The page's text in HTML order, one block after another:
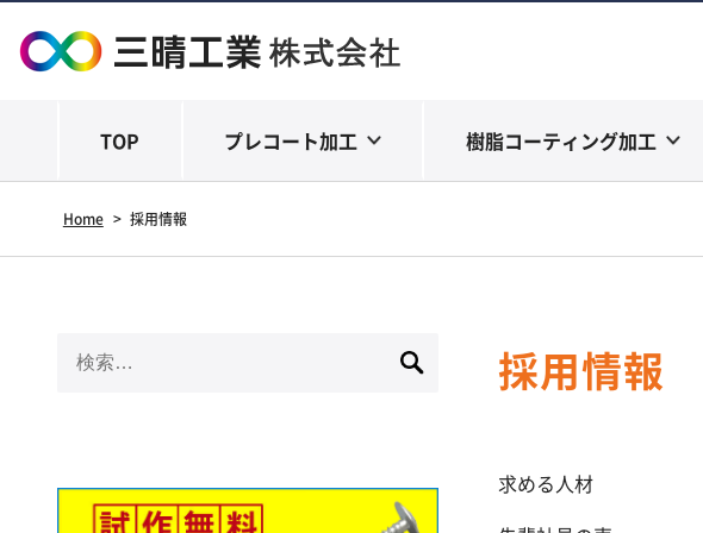
TOP プレコート加工 樹脂コーティング加工
Home > 採用情報
採用情報
求める人材
索: